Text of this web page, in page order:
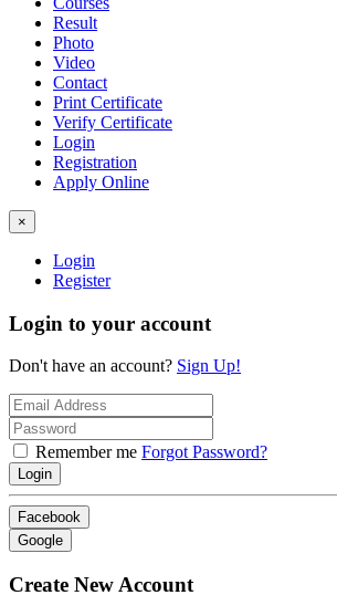
Result
Photo
Video
Contact
Print Certificate
Verify Certificate
Login
Registration
Apply Online
×
Login
Register
Login to your account
Don't have an account? Sign Up!
Remember me Forgot Password?
Login
Facebook
Google
Create New Account